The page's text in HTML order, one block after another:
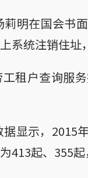
明在国会书
系统注销住址
租户查询服
显示，2015
413起、355起